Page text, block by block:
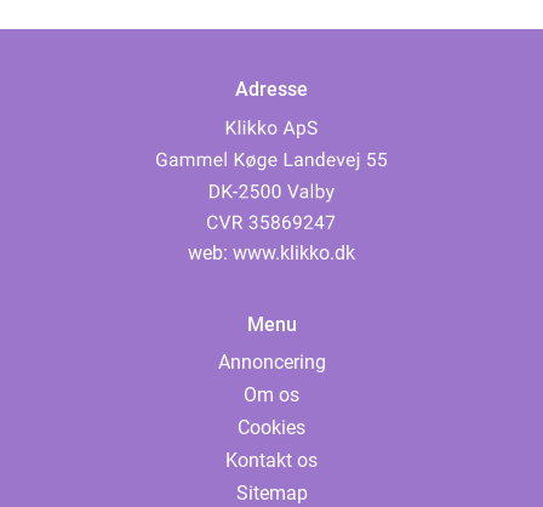
Adresse
web: www.klikko.dk
Menu
Annoncering
Om os
Cookies
Kontakt os
Sitemap